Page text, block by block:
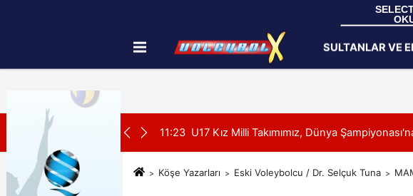
İletişim Çerez Politikası
SULTANLAR VE
SON DAKİKA:
Oynadı 11:23 U17 Kız Milli Takımımız, Dünya
Köşe Yazarları Eski Voleybolcu / Dr. Selçuk Tuna